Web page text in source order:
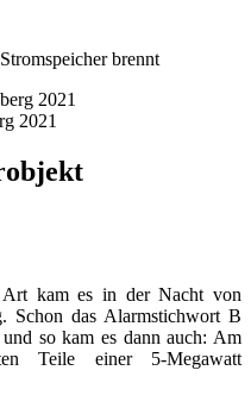
brennt
2021
Art kam es in der Nacht von
Schon das Alarmstichwort B
so kam es dann auch: Am
Teile einer 5-Megawatt